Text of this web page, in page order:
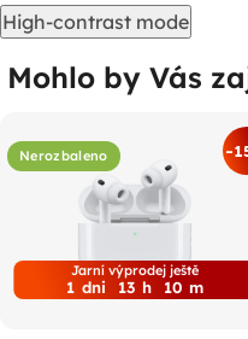
High-contrast mode
Mohlo by Vás
Nerozbaleno -
Jarní výprodej ještě
1 dni 13 h 10 m